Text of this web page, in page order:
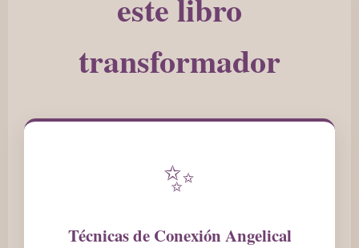
transformador
✨
Técnicas de Conexión Angelical